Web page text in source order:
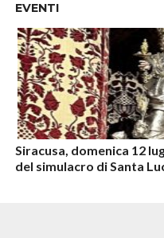
EVENTI
Siracusa, domenica 12
del simulacro di Santa